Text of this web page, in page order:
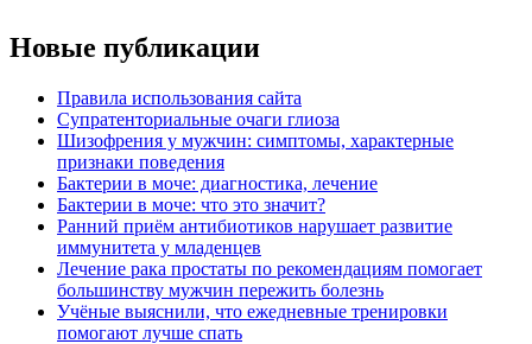
Новые публикации
Правила использования сайта
Супратенториальные очаги глиоза
Шизофрения у мужчин: симптомы, характерные
признаки поведения
Бактерии в моче: диагностика, лечение
Бактерии в моче: что это значит?
Ранний приём антибиотиков нарушает развитие
иммунитета у младенцев
Лечение рака простаты по рекомендациям помогает
большинству мужчин пережить болезнь
Учёные выяснили, что ежедневные тренировки
помогают лучше спать